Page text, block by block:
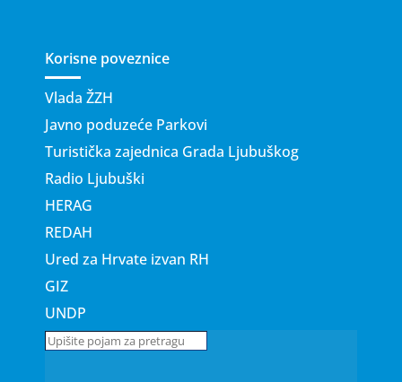
Korisne poveznice
Vlada ŽZH
Javno poduzeće Parkovi
Turistička zajednica Grada Ljubuškog
Radio Ljubuški
HERAG
REDAH
Ured za Hrvate izvan RH
GIZ
UNDP